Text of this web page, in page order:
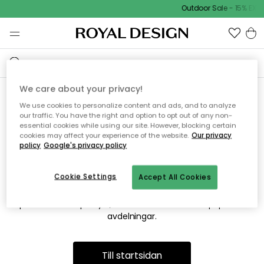
Outdoor Sale - 15%
Vi hittar tyvärr inte sidan du
söker
Detta kan bero på att sidan inte längre finns eller att den har
flyttats. Vi ber om ursäkt för besväret. I menyn ovan kan du
prova att söka på nytt, eller besöka en av våra populära
avdelningar.
Till startsidan
We care about your privacy!
We use cookies to personalize content and ads, and to analyze
our traffic. You have the right and option to opt out of any non-
essential cookies while using our site. However, blocking certain
cookies may affect your experience of the website. Our privacy
policy Google's privacy policy
Accept All Cookies
Cookie Settings